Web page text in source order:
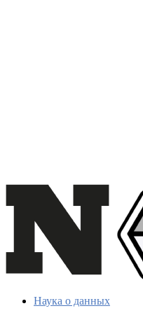
Наука о данных